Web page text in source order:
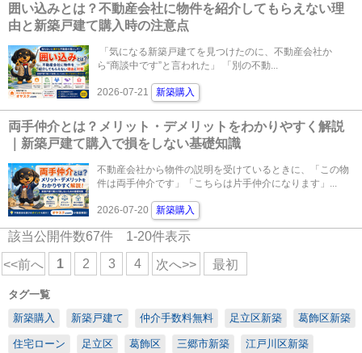
囲い込みとは？不動産会社に物件を紹介してもらえない理
由と新築戸建て購入時の注意点
「気になる新築戸建てを見つけたのに、不動産会社か
ら“商談中です”と言われた」 「別の不動...
2026-07-21 新築購入
両手仲介とは？メリット・デメリットをわかりやすく解説
｜新築戸建て購入で損をしない基礎知識
不動産会社から物件の説明を受けているときに、「この物
件は両手仲介です」「こちらは片手仲介になります」...
2026-07-20 新築購入
該当公開件数67件 1-20件表示
<<前へ 1 2 3 4 次へ>> 最初
タグ一覧
新築購入
新築戸建て 仲介手数料無料 足立区新築 葛飾区新築
住宅ローン 足立区 葛飾区 三郷市新築 江戸川区新築